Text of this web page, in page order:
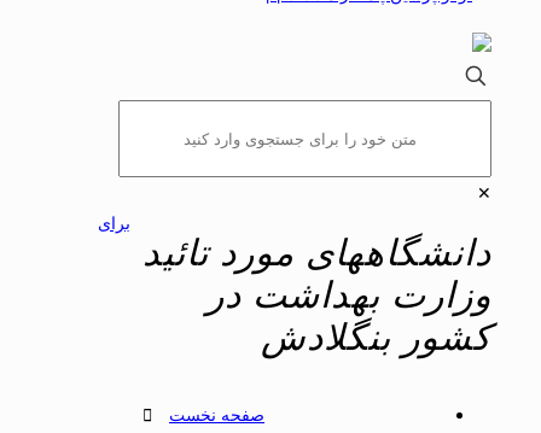
دانشگاههای مورد تائید
وزارت بهداشت در
کشور بنگلادش
صفحه نخست
برای